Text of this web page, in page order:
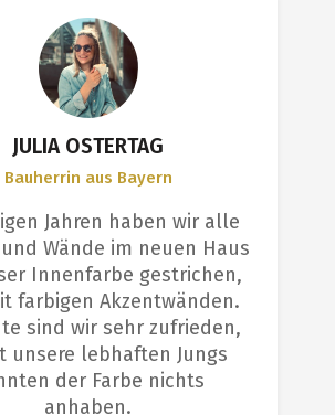
JULIA OSTERTAG
Bauherrin aus Bayern
Jahren haben wir alle
Wände im neuen Haus
Innenfarbe gestrichen,
farbigen Akzentwänden.
sind wir sehr zufrieden,
unsere lebhaften Jungs
der Farbe nichts
anhaben.